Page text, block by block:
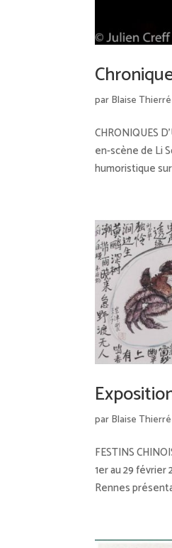
parBlaise
CHRONIQUES
en-scène de Li
humoristique
parBlaise
FESTINS
1er au 29
Rennes